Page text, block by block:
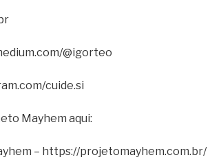
@igorteo
cuide.si
Mayhem aqui:
– https://projetomayhem.com.br/